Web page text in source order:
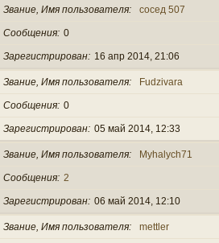
Звание, Имя пользователя сосед 507
Сообщения 0
Зарегистрирован 16 апр 2014, 21:06
Звание, Имя пользователя Fudzivara
Сообщения 0
Зарегистрирован 05 май 2014, 12:33
Звание, Имя пользователя Myhalych71
Сообщения 2
Зарегистрирован 06 май 2014, 12:10
Звание, Имя пользователя mettler